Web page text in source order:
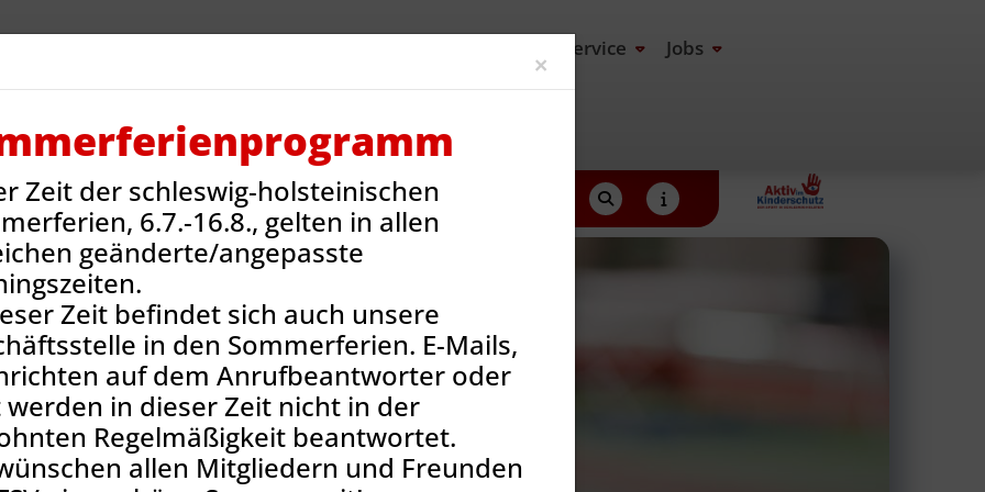
Service Jobs
Onlineshop
News
×
Zeit der schleswig-holsteinischen
6.7.-16.8., gelten in allen
geänderte/angepasste
Zeit befindet sich auch unsere
in den Sommerferien. E-Mails,
auf dem Anrufbeantworter oder
werden in dieser Zeit nicht in der
Regelmäßigkeit beantwortet.
allen Mitgliedern und Freunden